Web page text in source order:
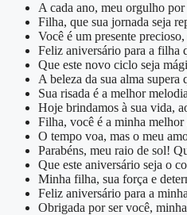
A cada ano, meu orgulho
Filha, que sua jornada seja
Você é um presente
Feliz aniversário para a filha
Que este novo ciclo seja
A beleza da sua alma
Sua risada é a melhor
Hoje brindamos à sua vida,
Filha, você é a minha
O tempo voa, mas o meu
Parabéns, meu raio de sol!
Que este aniversário seja o
Minha filha, sua força e
Feliz aniversário para a
Obrigada por ser você,